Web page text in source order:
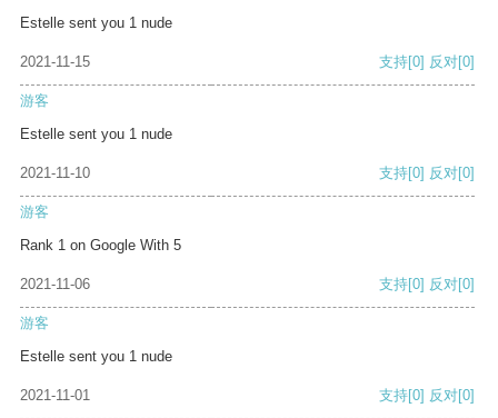
Estelle sent you 1 nude
2021-11-15 支持[0] 反对[0]
游客
Estelle sent you 1 nude
2021-11-10 支持[0] 反对[0]
游客
Rank 1 on Google With 5
2021-11-06 支持[0] 反对[0]
游客
Estelle sent you 1 nude
2021-11-01 支持[0] 反对[0]